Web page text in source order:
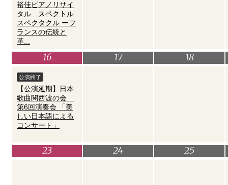
裕佳ピアノリサイ
タル スペクトル
スペクタクル ーフ
ランスの伝統と
革...
16
公演終了
【公演延期】日本
歌曲関西波の会
第6回演奏会 「美
しい日本語による
コンサート」
17 18
23 24 25